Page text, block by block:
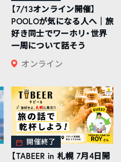
【7/13オンライン開催】
POOLOが気になる人へ｜旅
好き同士でワーホリ・世界
一周について話そう
オンライン
開催終了
【TABEER in 札幌 7月4日開